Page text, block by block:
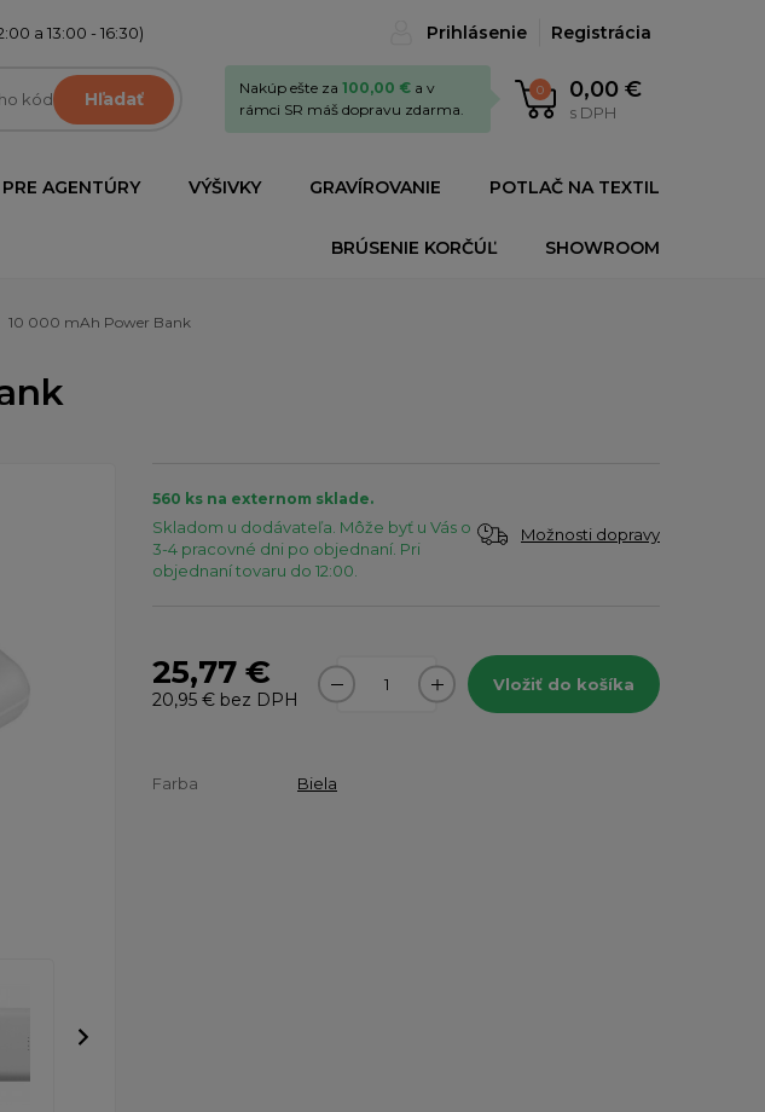
a 13:00 - 16:30) Prihlásenie Registrácia
Hľadať 0 0,00 €
s DPH
Nakúp ešte za 100,00 € a v
rámci SR máš dopravu zdarma.
PRE AGENTÚRY VÝŠIVKY GRAVÍROVANIE POTLAČ NA TEXTIL
BRÚSENIE KORČÚĽ SHOWROOM
10 000 mAh Power Bank
560 ks na externom sklade.
Skladom u dodávateľa. Môže byť u Vás o
3-4 pracovné dni po objednaní. Pri
objednaní tovaru do 12:00.
Možnosti dopravy
25,77 €
20,95 € bez DPH
Vložiť do košíka
Farba Biela